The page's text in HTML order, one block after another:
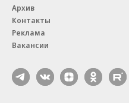
Архив
Контакты
Реклама
Вакансии